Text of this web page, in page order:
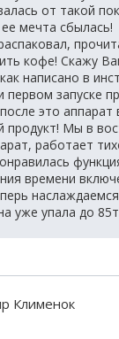
от такой
мечта сбылась!
кофе! Скажу
написано в
запуске
это аппарат
продукт! Мы в
работает
времени
уже упала до
Клименок